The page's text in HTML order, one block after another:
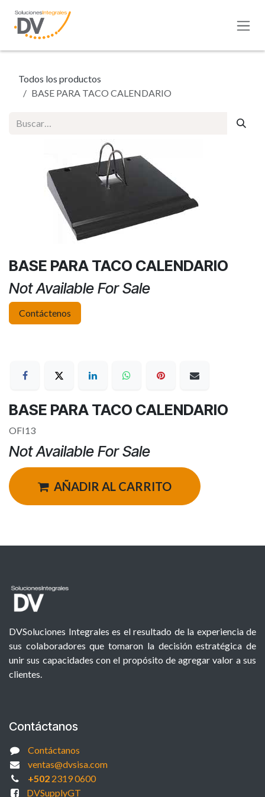
Todos los productos
BASE PARA TACO CALENDARIO
BASE PARA TACO CALENDARIO
Not Available For Sale
Contáctenos
BASE PARA TACO CALENDARIO
OFI13
Not Available For Sale
AÑADIR AL CARRITO
DVSoluciones Integrales es el resultado de la experiencia de
sus colaboradores que tomaron la decisión estratégica de
unir sus capacidades con el propósito de agregar valor a sus
clientes.
Contáctanos
Contáctanos
ventas@dvsisa.com
+5022319 0600
DVSupplyGT